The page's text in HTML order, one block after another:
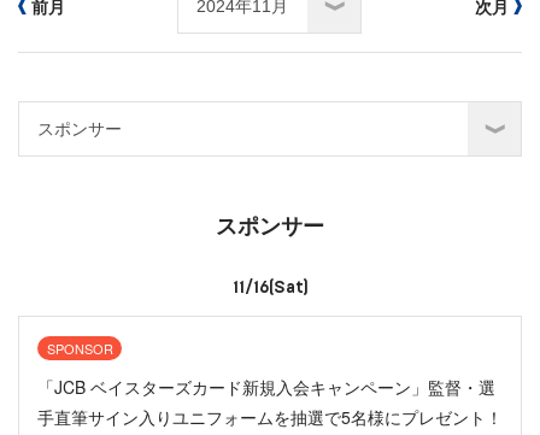
前月 次月
スポンサー
11/16(Sat)
SPONSOR
「JCB ベイスターズカード新規入会キャンペーン」監督・選
手直筆サイン入りユニフォームを抽選で5名様にプレゼント！